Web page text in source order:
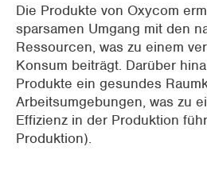
Die Produkte von Oxycom
sparsamen Umgang mit den
Ressourcen, was zu einem
Konsum beiträgt. Darüber
Produkte ein gesundes
Arbeitsumgebungen, was zu
Effizienz in der Produktion
Produktion).